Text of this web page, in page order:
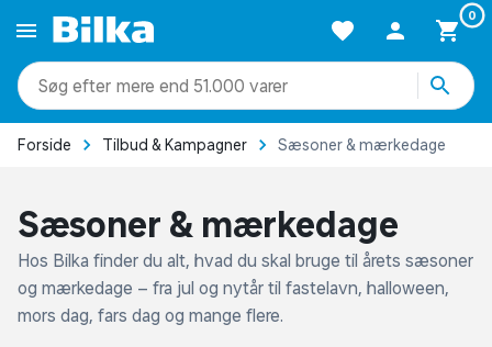
0
mere end 51.000 varer
Forside Tilbud & Kampagner Sæsoner & mærkedage
Sæsoner & mærkedage
Hos Bilka finder du alt, hvad du skal bruge til årets sæsoner
og mærkedage – fra jul og nytår til fastelavn, halloween,
mors dag, fars dag og mange flere.